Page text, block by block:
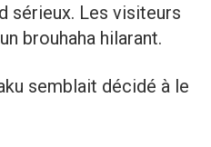
sérieux. Les visiteurs
brouhaha hilarant.
semblait décidé à le